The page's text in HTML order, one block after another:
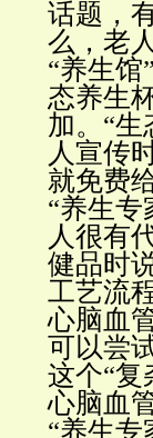
话题，
么，老
“养生馆
态养生
加。“
人宣传
就免费
“养生
人很有
健品时
工艺流
心脑血
可以尝
这个“复
心脑血
“养生